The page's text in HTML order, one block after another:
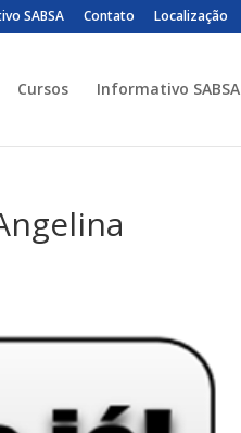
SABSA Contato Localização
Cursos Informativo SABSA